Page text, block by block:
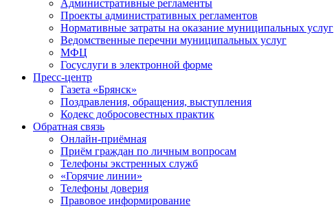
Административные регламенты
Проекты административных регламентов
Нормативные затраты на оказание муниципальных услуг
Ведомственные перечни муниципальных услуг
МФЦ
Госуслуги в электронной форме
Пресс-центр
Газета «Брянск»
Поздравления, обращения, выступления
Кодекс добросовестных практик
Обратная связь
Онлайн-приёмная
Приём граждан по личным вопросам
Телефоны экстренных служб
«Горячие линии»
Телефоны доверия
Правовое информирование